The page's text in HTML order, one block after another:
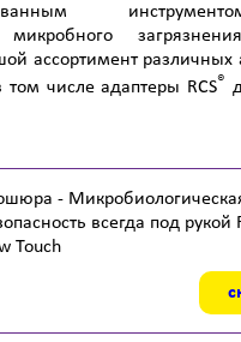
микробного
ассортимент различных
том числе адаптеры RCS®
-
всегда под рукой
Touch